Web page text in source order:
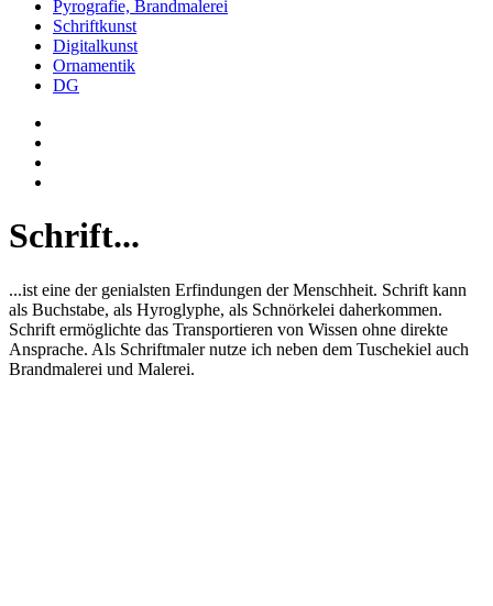
Pyrografie, Brandmalerei
Schriftkunst
Digitalkunst
Ornamentik
DG
Schrift...
...ist eine der genialsten Erfindungen der Menschheit. Schrift kann
als Buchstabe, als Hyroglyphe, als Schnörkelei daherkommen.
Schrift ermöglichte das Transportieren von Wissen ohne direkte
Ansprache. Als Schriftmaler nutze ich neben dem Tuschekiel auch
Brandmalerei und Malerei.